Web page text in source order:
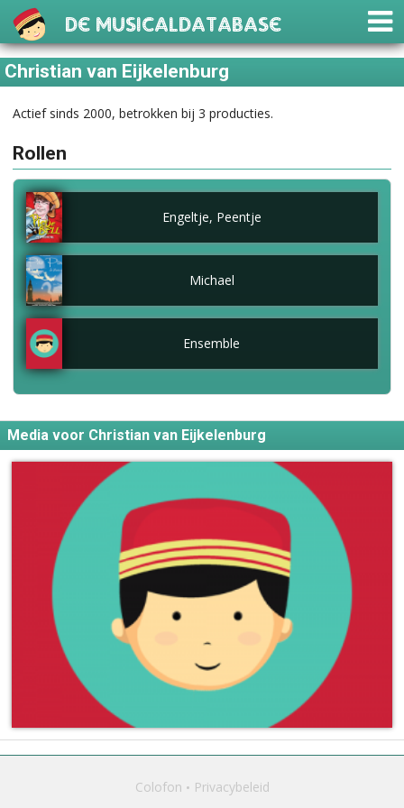
De Musicaldatabase
Christian van Eijkelenburg
Actief sinds 2000, betrokken bij 3 producties.
Rollen
Engeltje, Peentje
Michael
Ensemble
Media voor Christian van Eijkelenburg
Colofon Privacybeleid